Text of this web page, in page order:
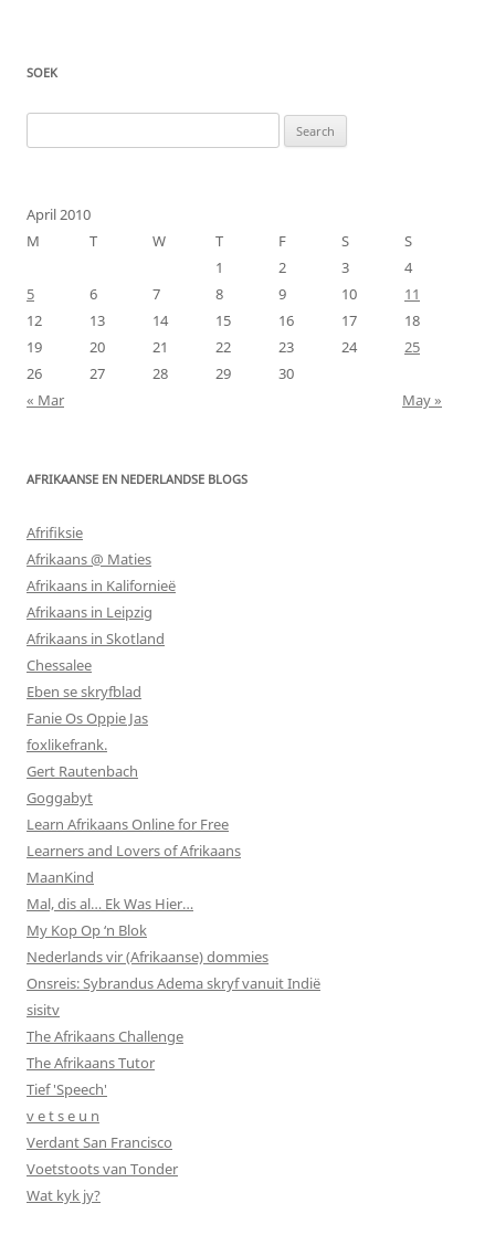
SOEK
for:
April 2010
M
T W T F S
S
1
2 3
4
5
6 7 8 9 10
11
12
13 14 15 16 17
18
19
20 21 22 23 24
25
26
27 28 29
30
« Mar
May »
AFRIKAANSE EN NEDERLANDSE BLOGS
Afrifiksie
Afrikaans @ Maties
Afrikaans in Kalifornieë
Afrikaans in Leipzig
Afrikaans in Skotland
Chessalee
Eben se skryfblad
Fanie Os Oppie Jas
foxlikefrank.
Gert Rautenbach
Goggabyt
Learn Afrikaans Online for Free
Learners and Lovers of Afrikaans
MaanKind
Mal, dis al… Ek Was Hier…
My Kop Op ‘n Blok
Nederlands vir (Afrikaanse) dommies
Onsreis: Sybrandus Adema skryf vanuit Indië
sisitv
The Afrikaans Challenge
The Afrikaans Tutor
Tief 'Speech'
v e t s e u n
Verdant San Francisco
Voetstoots van Tonder
Wat kyk jy?